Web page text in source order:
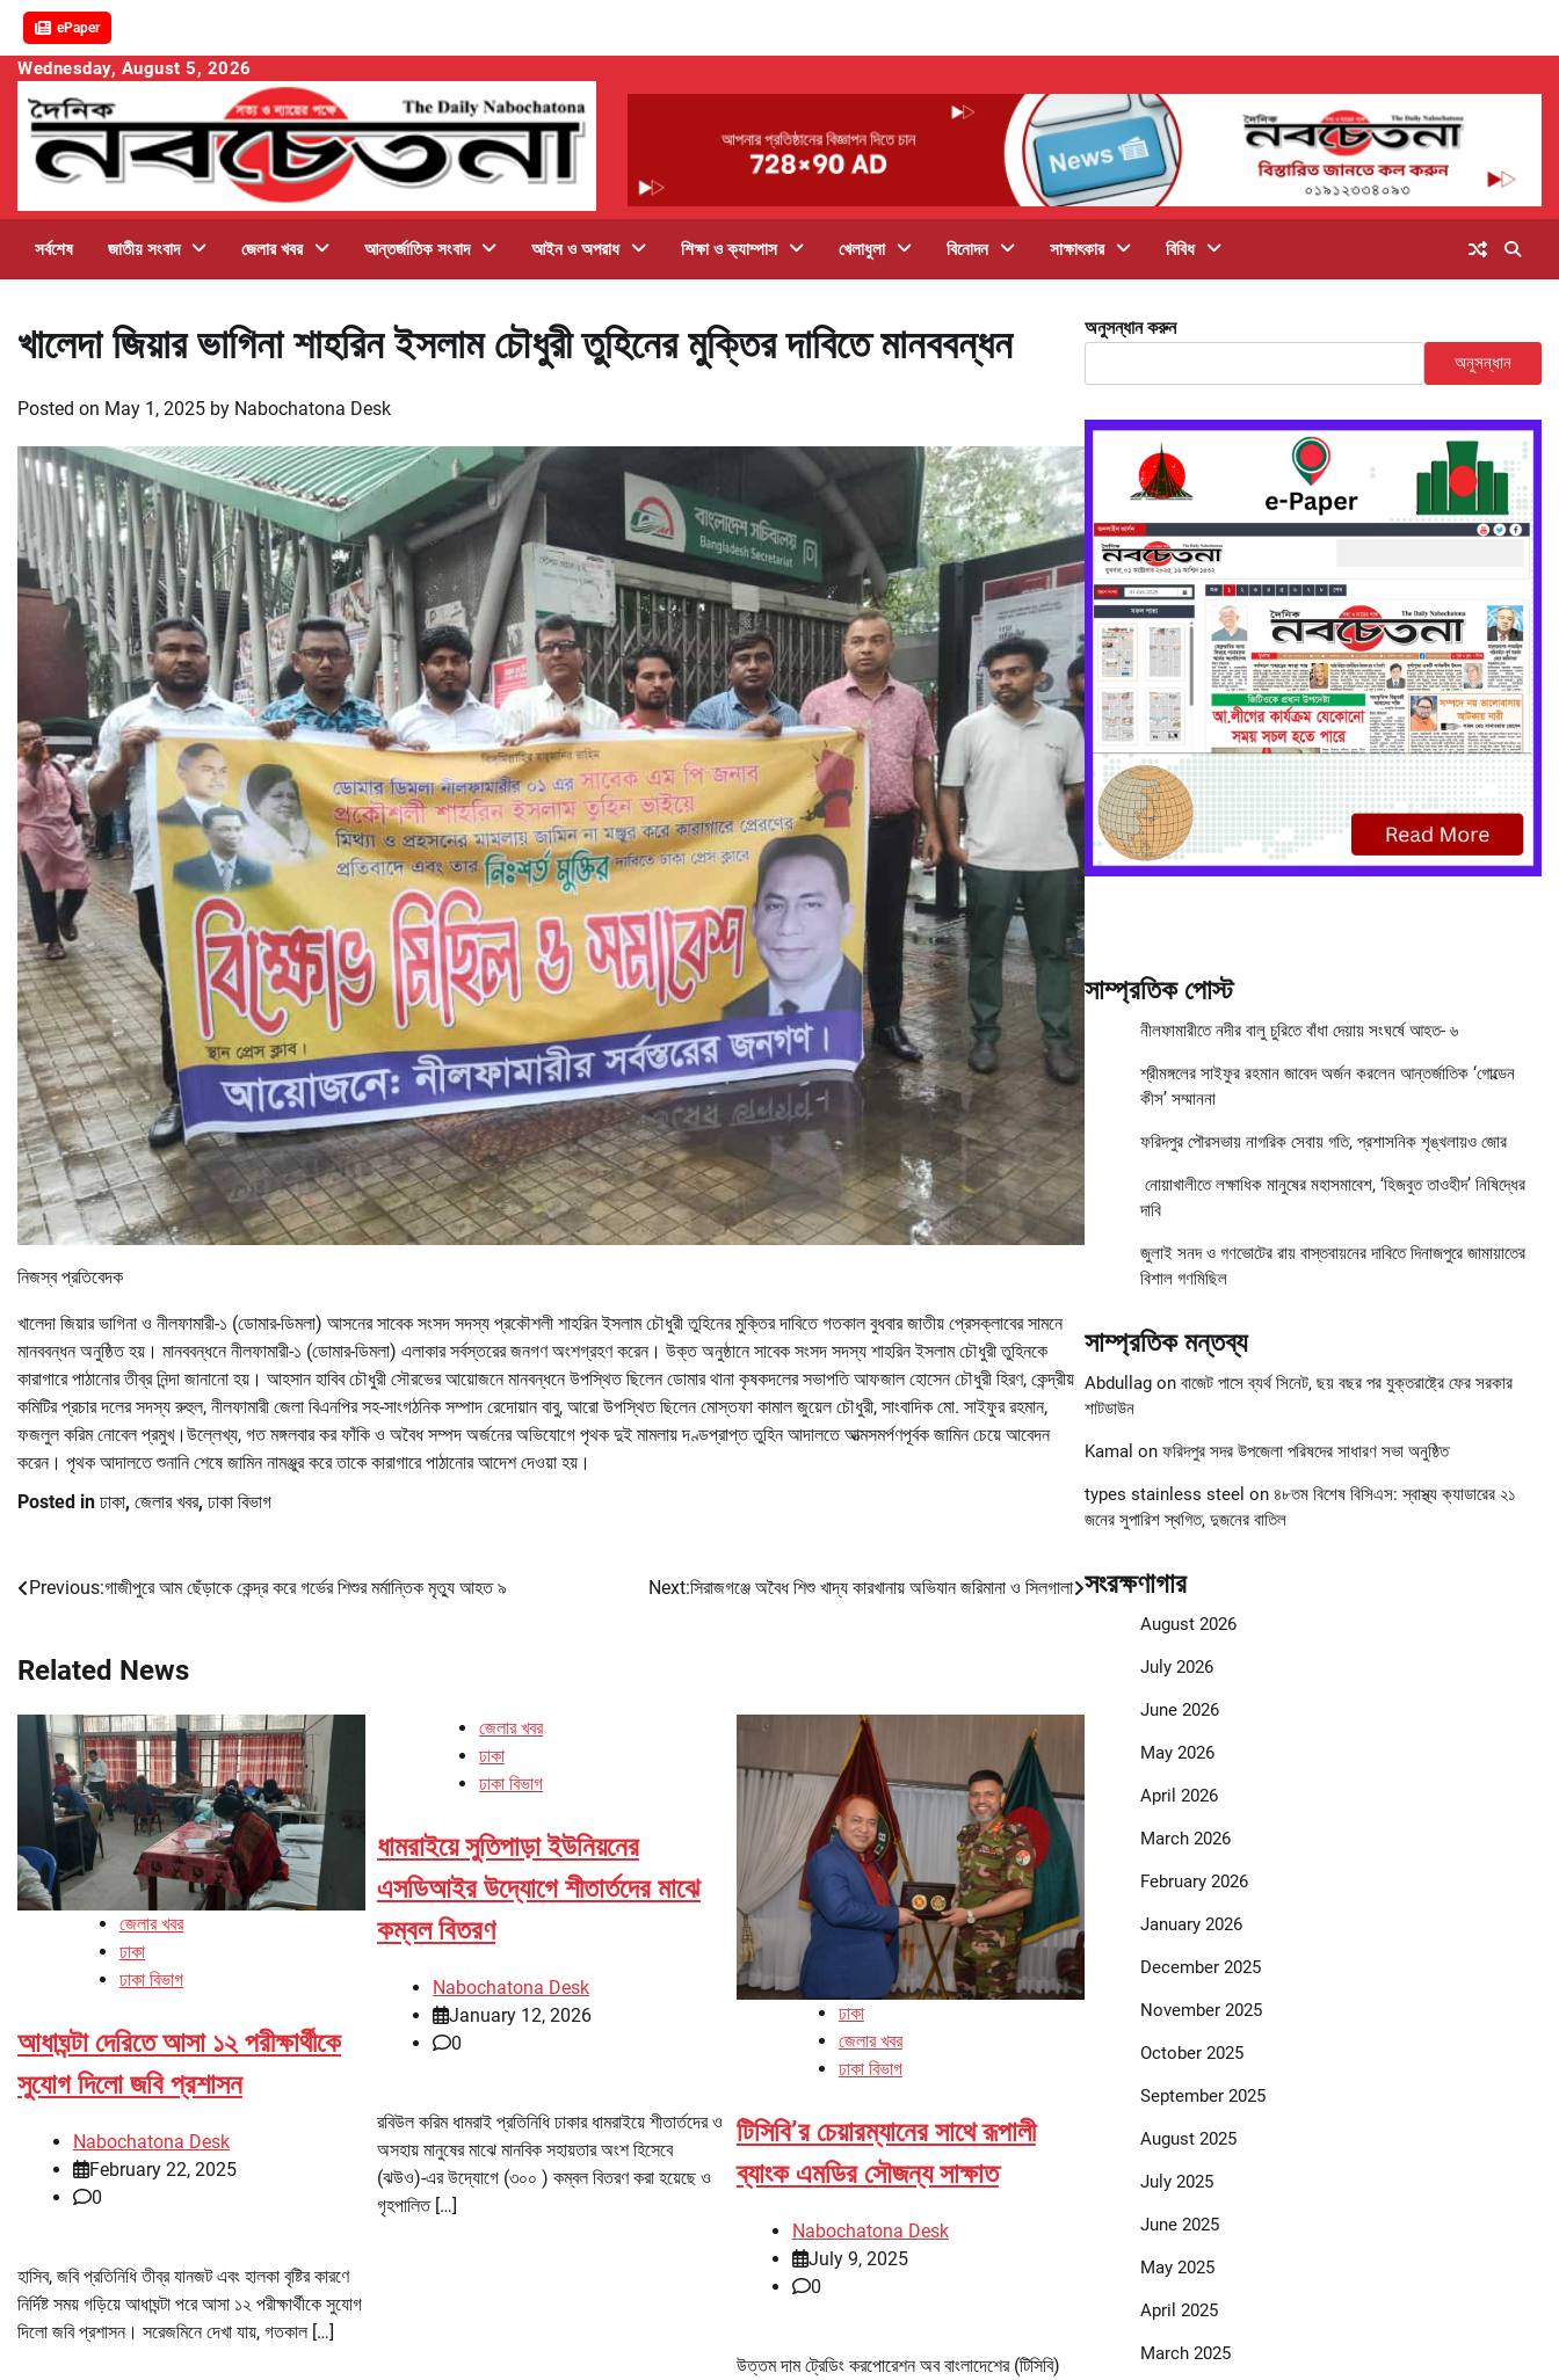
ePaper
Skip
content
Wednesday, August 5, 2026
সর্বশেষ জাতীয় সংবাদ জেলার খবর আন্তর্জাতিক সংবাদ আইন ও অপরাধ শিক্ষা ও ক্যাম্পাস খেলাধুলা বিনোদন সাক্ষাৎকার বিবিধ
খালেদা জিয়ার ভাগিনা শাহরিন ইসলাম চৌধুরী তুহিনের মুক্তির দাবিতে মানববন্ধন
Posted on May 1, 2025 by Nabochatona Desk
নিজস্ব প্রতিবেদক
খালেদা জিয়ার ভাগিনা ও নীলফামারী-১ (ডোমার-ডিমলা) আসনের সাবেক সংসদ সদস্য প্রকৌশলী শাহরিন ইসলাম চৌধুরী তুহিনের মুক্তির দাবিতে গতকাল বুধবার জাতীয় প্রেসক্লাবের সামনে
মানববন্ধন অনুষ্ঠিত হয়। মানববন্ধনে নীলফামারী-১ (ডোমার-ডিমলা) এলাকার সর্বস্তরের জনগণ অংশগ্রহণ করেন। উক্ত অনুষ্ঠানে সাবেক সংসদ সদস্য শাহরিন ইসলাম চৌধুরী তুহিনকে
কারাগারে পাঠানোর তীব্র নিন্দা জানানো হয়। আহসান হাবিব চৌধুরী সৌরভের আয়োজনে মানবন্ধনে উপস্থিত ছিলেন ডোমার থানা কৃষকদলের সভাপতি আফজাল হোসেন চৌধুরী হিরণ, কেন্দ্রীয়
কমিটির প্রচার দলের সদস্য রুহুল, নীলফামারী জেলা বিএনপির সহ-সাংগঠনিক সম্পাদ রেদোয়ান বাবু, আরো উপস্থিত ছিলেন মোস্তফা কামাল জুয়েল চৌধুরী, সাংবাদিক মো. সাইফুর রহমান,
ফজলুল করিম নোবেল প্রমুখ।উল্লেখ্য, গত মঙ্গলবার কর ফাঁকি ও অবৈধ সম্পদ অর্জনের অভিযোগে পৃথক দুই মামলায় দণ্ডপ্রাপ্ত তুহিন আদালতে আত্মসমর্পণপূর্বক জামিন চেয়ে আবেদন
করেন। পৃথক আদালতে শুনানি শেষে জামিন নামঞ্জুর করে তাকে কারাগারে পাঠানোর আদেশ দেওয়া হয়।
Posted in ঢাকা, জেলার খবর, ঢাকা বিভাগ
Post
Previous:গাজীপুরে আম ছেঁড়াকে কেন্দ্র করে গর্ভের শিশুর মর্মান্তিক মৃত্যু আহত ৯ Next:সিরাজগঞ্জে অবৈধ শিশু খাদ্য কারখানায় অভিযান জরিমানা ও সিলগালা
Related News
জেলার খবর
ঢাকা
ঢাকা বিভাগ
আধাঘন্টা দেরিতে আসা ১২ পরীক্ষার্থীকে
সুযোগ দিলো জবি প্রশাসন
Nabochatona Desk
February 22, 2025
0
হাসিব, জবি প্রতিনিধি তীব্র যানজট এবং হালকা বৃষ্টির কারণে
নির্দিষ্ট সময় গড়িয়ে আধাঘন্টা পরে আসা ১২ পরীক্ষার্থীকে সুযোগ
দিলো জবি প্রশাসন। সরেজমিনে দেখা যায়, গতকাল […]
জেলার খবর
ঢাকা
ঢাকা বিভাগ
ধামরাইয়ে সুতিপাড়া ইউনিয়নের
এসডিআইর উদ্যোগে শীতার্তদের মাঝে
কম্বল বিতরণ
Nabochatona Desk
January 12, 2026
0
রবিউল করিম ধামরাই প্রতিনিধি ঢাকার ধামরাইয়ে শীতার্তদের ও
অসহায় মানুষের মাঝে মানবিক সহায়তার অংশ হিসেবে
(ঝউও)-এর উদ্যোগে (৩০০ ) কম্বল বিতরণ করা হয়েছে ও
গৃহপালিত […]
ঢাকা
জেলার খবর
ঢাকা বিভাগ
টিসিবি’র চেয়ারম্যানের সাথে রূপালী
ব্যাংক এমডির সৌজন্য সাক্ষাত
Nabochatona Desk
July 9, 2025
0
উত্তম দাম ট্রেডিং করপোরেশন অব বাংলাদেশের (টিসিবি)
অনুসন্ধান করুন
অনুসন্ধান
সাম্প্রতিক পোস্ট
নীলফামারীতে নদীর বালু চুরিতে বাঁধা দেয়ায় সংঘর্ষে আহত- ৬
শ্রীমঙ্গলের সাইফুর রহমান জাবেদ অর্জন করলেন আন্তর্জাতিক ‘গোল্ডেন
কীস’ সম্মাননা
ফরিদপুর পৌরসভায় নাগরিক সেবায় গতি, প্রশাসনিক শৃঙ্খলায়ও জোর
নোয়াখালীতে লক্ষাধিক মানুষের মহাসমাবেশ, ‘হিজবুত তাওহীদ’ নিষিদ্ধের
দাবি
জুলাই সনদ ও গণভোটের রায় বাস্তবায়নের দাবিতে দিনাজপুরে জামায়াতের
বিশাল গণমিছিল
সাম্প্রতিক মন্তব্য
Abdullagon বাজেট পাসে ব্যর্থ সিনেট, ছয় বছর পর যুক্তরাষ্ট্রে ফের সরকার
শাটডাউন
Kamal on ফরিদপুর সদর উপজেলা পরিষদের সাধারণ সভা অনুষ্ঠিত
types stainless steel on ৪৮তম বিশেষ বিসিএস: স্বাস্থ্য ক্যাডারের ২১
জনের সুপারিশ স্থগিত, দুজনের বাতিল
সংরক্ষণাগার
August 2026
July 2026
June 2026
May 2026
April 2026
March 2026
February 2026
January 2026
December 2025
November 2025
October 2025
September 2025
August 2025
July 2025
June 2025
May 2025
April 2025
March 2025